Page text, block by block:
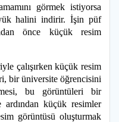
görmek istiyorsa
halini indirir. İşin püf
önce küçük resim
çalışırken küçük resim
bir üniversite öğrencisini
bu görüntüleri bir
ardından küçük resimler
görüntüsü oluşturmak